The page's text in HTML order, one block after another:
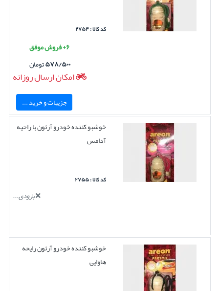
کد کالا : ۲۷۵۴
۶+ فروش موفق
۵۷۸/۵۰۰تومان
امکان ارسال روزانه
جزییات و خرید ...
خوشبو کننده خودرو آرئون با راحیه
آدامس
کد کالا : ۲۷۵۵
بزودی...
خوشبو کننده خودرو آرئون رایحه
هاوایی